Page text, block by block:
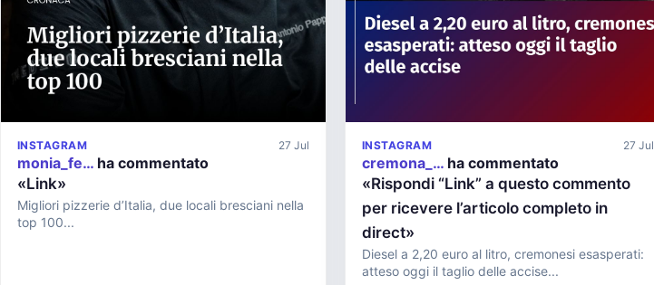
INSTAGRAM 27 Jul
monia_fe… ha commentato
«Link»
Migliori pizzerie d’Italia, due locali bresciani nella
top 100...
INSTAGRAM 27 Jul
cremona_… ha commentato
«Rispondi “Link” a questo commento
per ricevere l’articolo completo in
direct»
Diesel a 2,20 euro al litro, cremonesi esasperati:
atteso oggi il taglio delle accise...